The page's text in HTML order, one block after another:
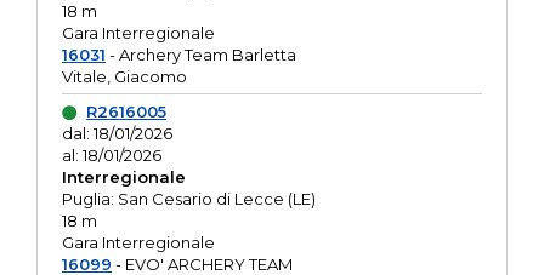
18 m
Gara Interregionale
16031 - Archery Team Barletta
Vitale, Giacomo
R2616005
dal: 18/01/2026
al: 18/01/2026
Interregionale
Puglia: San Cesario di Lecce (LE)
18 m
Gara Interregionale
16099 - EVO' ARCHERY TEAM